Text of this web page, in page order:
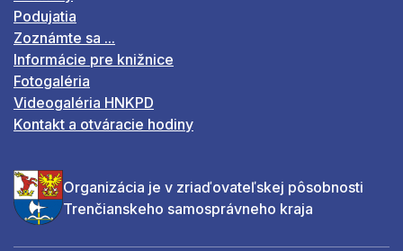
Podujatia
Zoznámte sa ...
Informácie pre knižnice
Fotogaléria
Videogaléria HNKPD
Kontakt a otváracie hodiny
Organizácia je v zriaďovateľskej pôsobnosti
Trenčianskeho samosprávneho kraja